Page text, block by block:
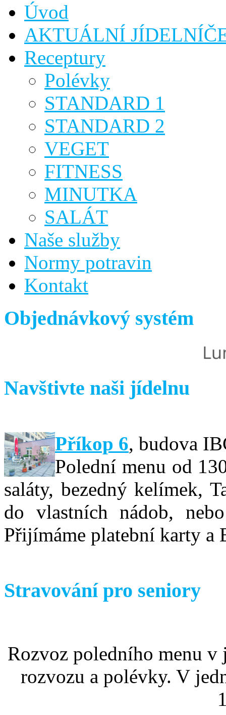
Úvod
AKTUÁLNÍ
Receptury
Polévky
STANDARD 1
STANDARD 2
VEGET
FITNESS
MINUTKA
SALÁT
Naše služby
Normy potravin
Kontakt
Objednávkový systém
Navštivte naši jídelnu
Příkop 6, budova
Polední menu od
saláty, bezedný kelímek,
do vlastních nádob,
Přijímáme platební karty a
Stravování pro seniory
Rozvoz poledního menu
rozvozu a polévky. V